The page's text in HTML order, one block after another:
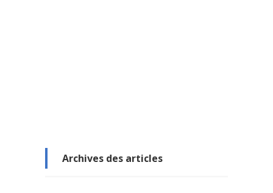
Archives des articles